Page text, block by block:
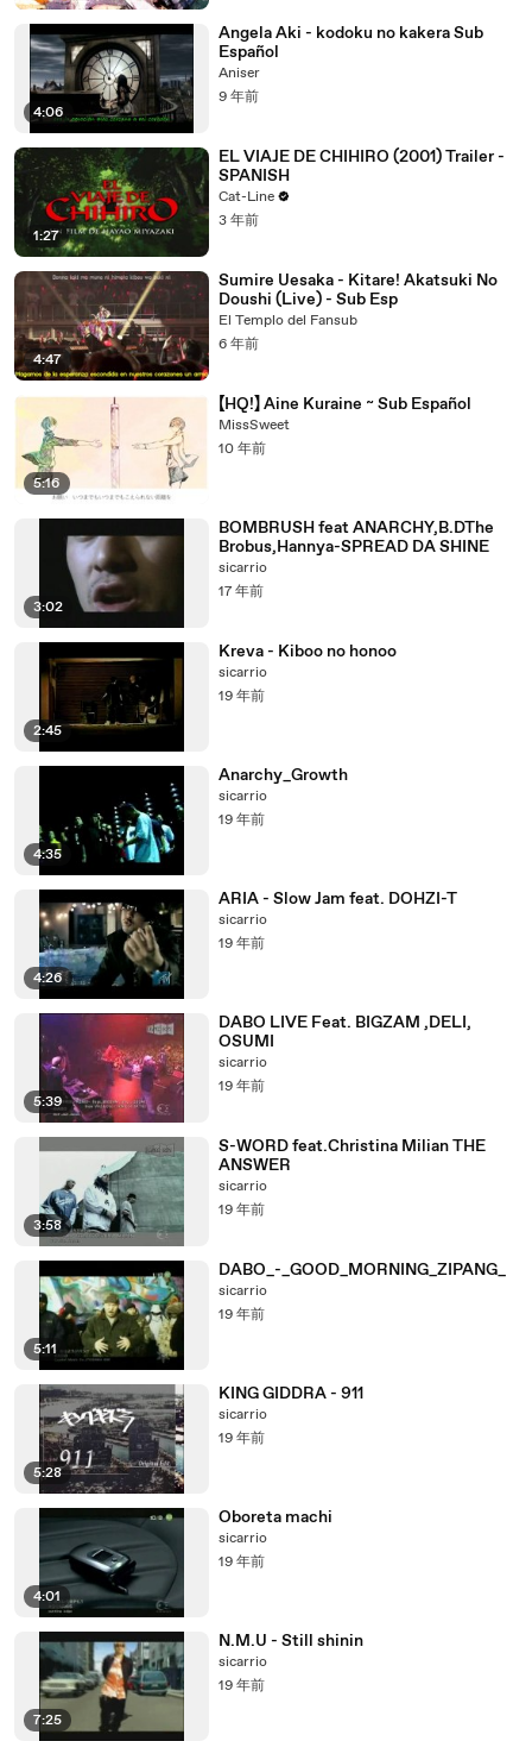
4:06
Angela Aki - kodoku no kakera Sub
Español
Aniser
9 年前
1:27
EL VIAJE DE CHIHIRO (2001) Trailer -
SPANISH
Cat-Line
3 年前
4:47
Sumire Uesaka - Kitare! Akatsuki No
Doushi (Live) - Sub Esp
El Templo del Fansub
6 年前
5:16
【HQ!】 Aine Kuraine ~ Sub Español
MissSweet
10 年前
3:02
BOMBRUSH feat ANARCHY,B.DThe
Brobus,Hannya-SPREAD DA SHINE
sicarrio
17 年前
2:45
Kreva - Kiboo no honoo
sicarrio
19 年前
4:35
Anarchy_Growth
sicarrio
19 年前
4:26
ARIA - Slow Jam feat. DOHZI-T
sicarrio
19 年前
5:39
DABO LIVE Feat. BIGZAM ,DELI,
OSUMI
sicarrio
19 年前
3:58
S-WORD feat.Christina Milian THE
ANSWER
sicarrio
19 年前
5:11
DABO_-_GOOD_MORNING_ZIPANG_
sicarrio
19 年前
5:28
KING GIDDRA - 911
sicarrio
19 年前
4:01
Oboreta machi
sicarrio
19 年前
7:25
N.M.U - Still shinin
sicarrio
19 年前